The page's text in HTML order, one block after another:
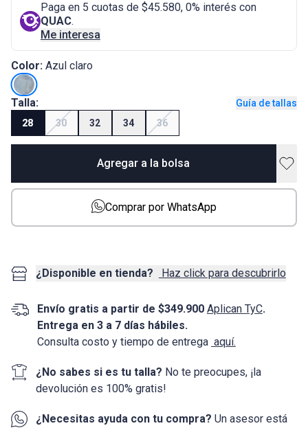
Paga en 5 cuotas de $45.580, 0% interés con
QUAC.
Me interesa
Color: Azul claro
Talla:
Guía de tallas
28
30 32 34 36
Agregar a la bolsa
Comprar por WhatsApp
¿Disponible en tienda? Haz click para descubrirlo
Envío gratis a partir de $349.900 Aplican TyC.
Entrega en 3 a 7 días hábiles.
Consulta costo y tiempo de entrega aquí.
¿No sabes si es tu talla? No te preocupes, ¡la
devoluciónes 100% gratis!
¿Necesitas ayuda con tu compra? Un asesor está